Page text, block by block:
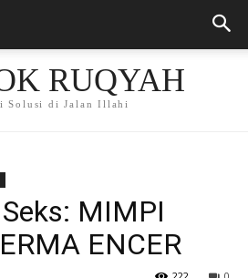
RUQYAH
Solusi di Jalan Illahi
MIMPI
ENCER